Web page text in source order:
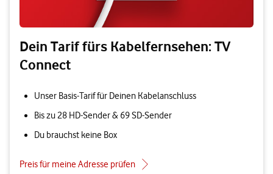
Dein Tarif fürs Kabelfernsehen: TV
Connect
Unser Basis-Tarif für Deinen Kabelanschluss
Bis zu 28 HD-Sender & 69 SD-Sender
Du brauchst keine Box
Preis für meine Adresse prüfen